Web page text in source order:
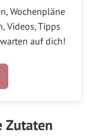
Wochenpläne
Videos, Tipps
auf dich!
Zutaten